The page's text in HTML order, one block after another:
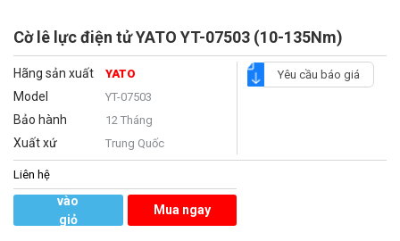
Cờ lê lực điện tử YATO YT-07503 (10-135Nm)
Hãng sản xuất YATO
Model YT-07503
Bảo hành 12 Tháng
Xuất xứ Trung Quốc
Yêu cầu báo giá
Liên hệ
vào
giỏ
Mua ngay